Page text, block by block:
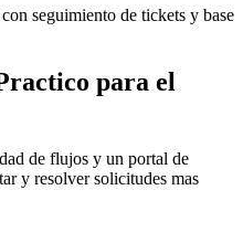
seguimiento de tickets y base
para el
de flujos y un portal de
y resolver solicitudes mas